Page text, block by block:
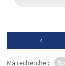
Ma recherche :